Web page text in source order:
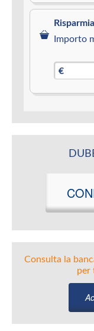
Importo
€
Consulta la
per